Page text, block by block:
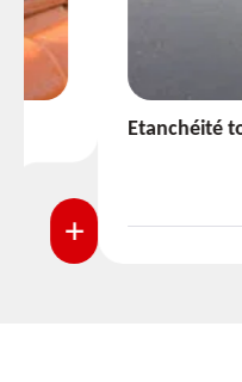
Etanchéité toiture 33